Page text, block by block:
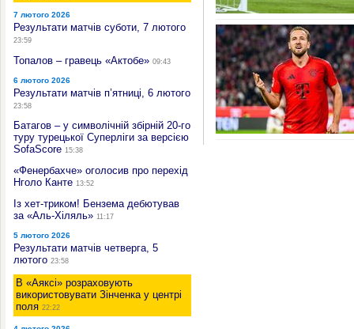
7 лютого 2026
Результати матчів суботи, 7 лютого
23:59
Топалов – гравець «Актобе» 09:43
6 лютого 2026
Результати матчів п’ятниці, 6 лютого
23:58
Батагов – у символічній збірній 20-го
туру турецької Суперліги за версією
SofaScore 15:38
«Фенербахче» оголосив про перехід
Нголо Канте 13:52
Із хет-триком! Бензема дебютував
за «Аль-Хіляль» 11:17
5 лютого 2026
Результати матчів четверга, 5
лютого 23:58
В «Аяксі» розраховують
використовувати Зінченка у центрі
поля 22:22